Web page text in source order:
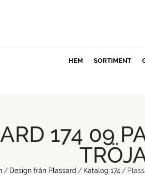
HEM SORTIMENT
174 09
/ Design från Plassard / Katalog 174 /